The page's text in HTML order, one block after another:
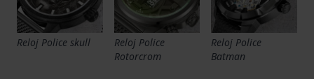
Reloj Police skull
Reloj Police
Rotorcrom
Reloj Police
Batman